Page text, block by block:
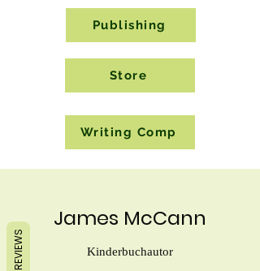
Publishing
Store
Writing Comp
James McCann
Kinderbuchautor
REVIEWS